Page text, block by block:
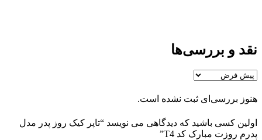
نقد و بررسی‌ها
هنوز بررسی‌ای ثبت نشده است.
اولین کسی باشید که دیدگاهی می نویسد “تاپر کیک روز پدر مدل
پدرم روزت مبارک کد T4”